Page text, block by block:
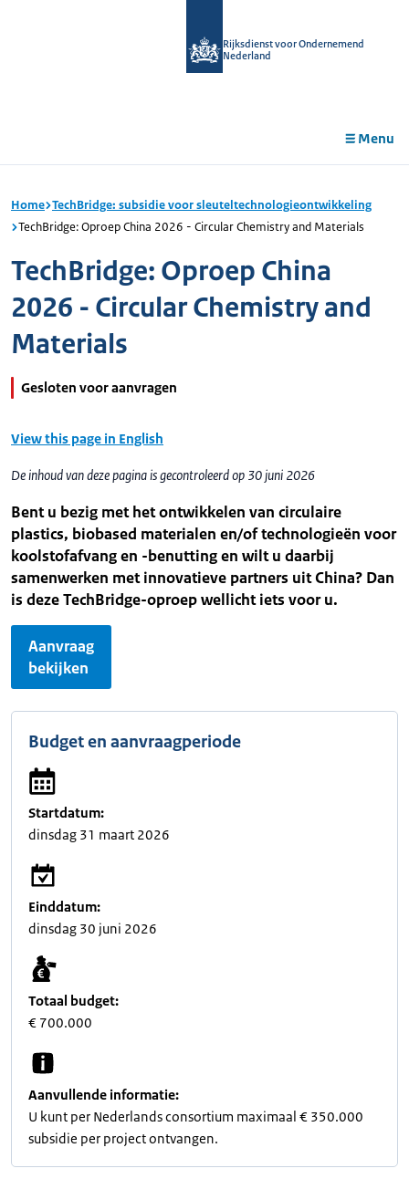
Rijksdienst voor Ondernemend
Nederland
Menu
Home TechBridge: subsidie voor sleuteltechnologieontwikkeling
TechBridge: Oproep China 2026 - Circular Chemistry and Materials
TechBridge: Oproep China
2026 - Circular Chemistry and
Materials
Gesloten voor aanvragen
View this page in English
De inhoud van deze pagina is gecontroleerd op 30 juni 2026
Bent u bezig met het ontwikkelen van circulaire
plastics, biobased materialen en/of technologieën voor
koolstofafvang en -benutting en wilt u daarbij
samenwerken met innovatieve partners uit China? Dan
is dezeTechBridge-oproep wellicht iets voor u.
Aanvraag
bekijken
Budget en aanvraagperiode
Startdatum:
dinsdag 31 maart 2026
Einddatum:
dinsdag 30 juni 2026
Totaal budget:
€ 700.000
Aanvullende informatie:
U kunt per Nederlands consortium maximaal € 350.000
subsidie per project ontvangen.